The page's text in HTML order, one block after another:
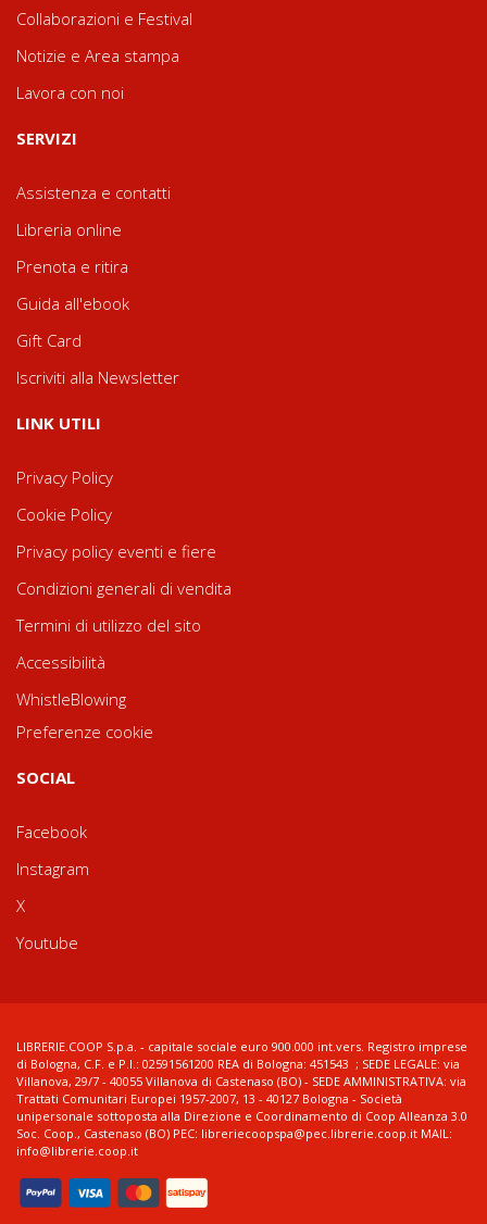
Collaborazioni e Festival
Notizie e Area stampa
Lavora con noi
SERVIZI
Assistenza e contatti
Libreria online
Prenota e ritira
Guida all'ebook
Gift Card
Iscriviti alla Newsletter
LINK UTILI
Privacy Policy
Cookie Policy
Privacy policy eventi e fiere
Condizioni generali di vendita
Termini di utilizzo del sito
Accessibilità
WhistleBlowing
Preferenze cookie
SOCIAL
Facebook
Instagram
X
Youtube
LIBRERIE.COOP S.p.a. - capitale sociale euro 900.000 int.vers. Registro imprese
di Bologna, C.F. e P.I.: 02591561200 REA di Bologna: 451543 ; SEDE LEGALE: via
Villanova, 29/7 - 40055 Villanova di Castenaso (BO) - SEDE AMMINISTRATIVA: via
Trattati Comunitari Europei 1957-2007, 13 - 40127 Bologna - Società
unipersonale sottoposta alla Direzione e Coordinamento di Coop Alleanza 3.0
Soc. Coop., Castenaso (BO) PEC: libreriecoopspa@pec.librerie.coop.it MAIL:
info@librerie.coop.it